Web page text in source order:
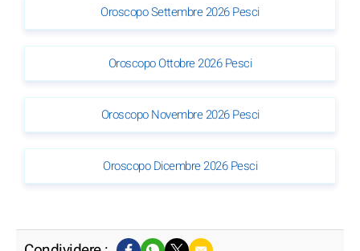
Oroscopo Settembre 2026 Pesci
Oroscopo Ottobre 2026 Pesci
Oroscopo Novembre 2026 Pesci
Oroscopo Dicembre 2026 Pesci